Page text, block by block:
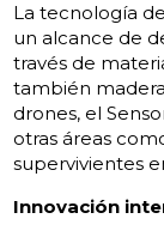
La tecnología
un alcance de
través de
también
drones, el
otras áreas
supervivientes
Innovación